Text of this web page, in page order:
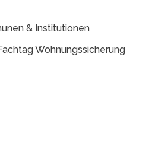
& Institutionen
Wohnungssicherung